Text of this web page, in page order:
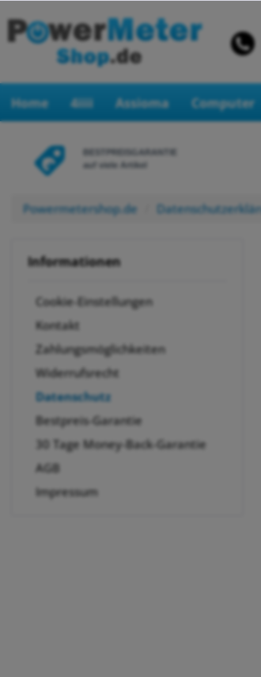
Home 4iiii Assioma Computer
BESTPREISGARANTIE
auf viele Artikel
Powermetershop.de
Informationen
Cookie-Einstellungen
Kontakt
Zahlungsmöglichkeiten
Widerrufsrecht
Datenschutz
Bestpreis-Garantie
30 Tage Money-Back-Garantie
AGB
Impressum